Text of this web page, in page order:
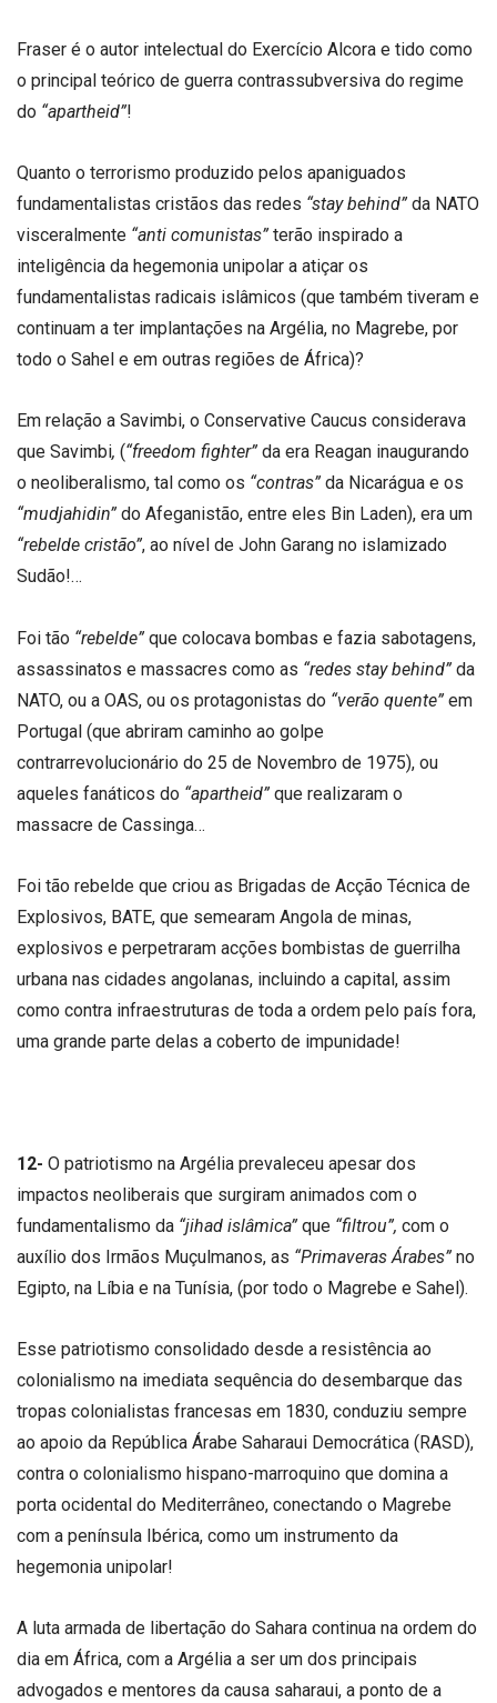
Fraser é o autor intelectual do Exercício Alcora e tido como
o principal teórico de guerra contrassubversiva do regime
do “apartheid”!
Quanto o terrorismo produzido pelos apaniguados
fundamentalistas cristãos das redes “stay behind” da NATO
visceralmente “anti comunistas” terão inspirado a
inteligência da hegemonia unipolar a atiçar os
fundamentalistas radicais islâmicos (que também tiveram e
continuam a ter implantações na Argélia, no Magrebe, por
todo o Sahel e em outras regiões de África)?
Em relação a Savimbi, o Conservative Caucus considerava
que Savimbi, (“freedom fighter” da era Reagan inaugurando
o neoliberalismo, tal como os “contras” da Nicarágua e os
“mudjahidin” do Afeganistão, entre eles Bin Laden), era um
“rebelde cristão”, ao nível de John Garang no islamizado
Sudão!…
Foi tão “rebelde” que colocava bombas e fazia sabotagens,
assassinatos e massacres como as “redes stay behind” da
NATO, ou a OAS, ou os protagonistas do “verão quente” em
Portugal (que abriram caminho ao golpe
contrarrevolucionário do 25 de Novembro de 1975), ou
aqueles fanáticos do “apartheid” que realizaram o
massacre de Cassinga…
Foi tão rebelde que criou as Brigadas de Acção Técnica de
Explosivos, BATE, que semearam Angola de minas,
explosivos e perpetraram acções bombistas de guerrilha
urbana nas cidades angolanas, incluindo a capital, assim
como contra infraestruturas de toda a ordem pelo país fora,
uma grande parte delas a coberto de impunidade!
12- O patriotismo na Argélia prevaleceu apesar dos
impactos neoliberais que surgiram animados com o
fundamentalismo da “jihad islâmica” que “filtrou”, com o
auxílio dos Irmãos Muçulmanos, as “Primaveras Árabes” no
Egipto, na Líbia e na Tunísia, (por todo o Magrebe e Sahel).
Esse patriotismo consolidado desde a resistência ao
colonialismo na imediata sequência do desembarque das
tropas colonialistas francesas em 1830, conduziu sempre
ao apoio da República Árabe Saharaui Democrática (RASD),
contra o colonialismo hispano-marroquino que domina a
porta ocidental do Mediterrâneo, conectando o Magrebe
com a península Ibérica, como um instrumento da
hegemonia unipolar!
A luta armada de libertação do Sahara continua na ordem do
dia em África, com a Argélia a ser um dos principais
advogados e mentores da causa saharaui, a ponto de a